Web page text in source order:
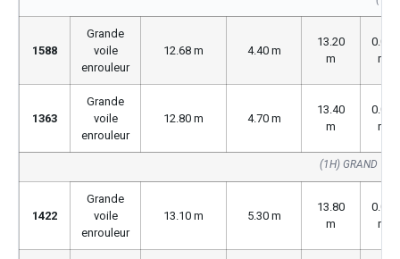
1588
Grande
voile
enrouleur
12.68 m 4.40 m
13.20
m
0.00
m
1363
Grande
voile
enrouleur
12.80 m 4.70 m
13.40
m
0.00
m
(1H) GRAND
1422
Grande
voile
enrouleur
13.10 m 5.30 m
13.80
m
0.00
m